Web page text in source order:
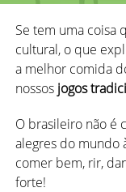
Se tem uma coisa
cultural, o que
a melhor comida
nossos jogos
O brasileiro não é
alegres do mundo
comer bem, rir,
forte!